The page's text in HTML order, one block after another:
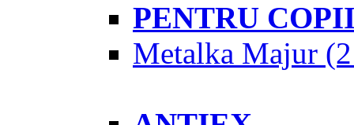
PENTRU
Metalka Majur